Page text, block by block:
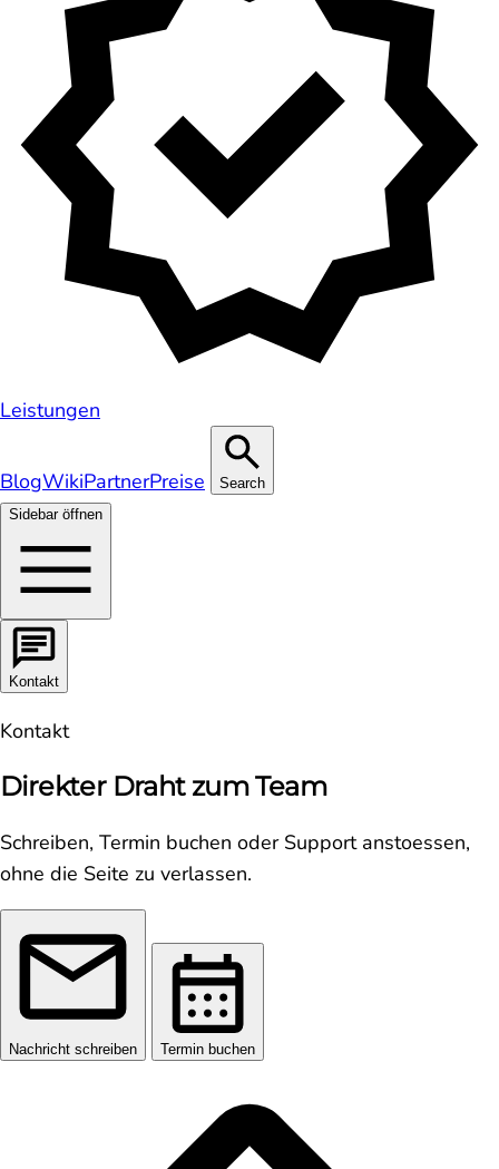
Leistungen
BlogWikiPartnerPreise
Search
Sidebar öffnen
Kontakt
Kontakt
Direkter Draht zum Team
Schreiben, Termin buchen oder Support anstoessen,
ohne die Seite zu verlassen.
Nachricht schreiben Termin buchen